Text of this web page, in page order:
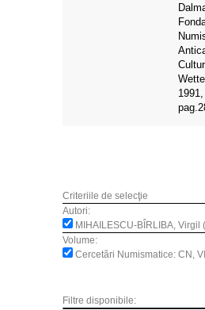
1991,
Criteriile de selecţie
Autori:
MIHAILESCU-BÎRLIBA, Virgil
Volume:
Cercetări Numismatice: CN,
Filtre disponibile: